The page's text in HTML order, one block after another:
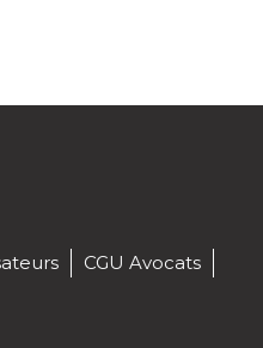
CGU Avocats